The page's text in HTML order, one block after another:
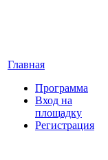
Главная
Программа
Вход на
площадку
Регистрация